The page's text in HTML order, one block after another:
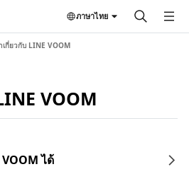
ภาษาไทย
กี่ยวกับ LINE VOOM
VOOM
ได้